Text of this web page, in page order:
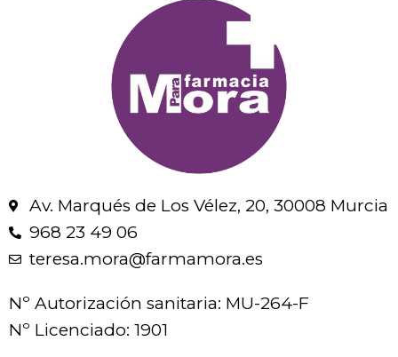
Av. Marqués de Los Vélez, 20, 30008 Murcia
968 23 49 06
teresa.mora@farmamora.es
Nº Autorización sanitaria: MU-264-F
Nº Licenciado: 1901